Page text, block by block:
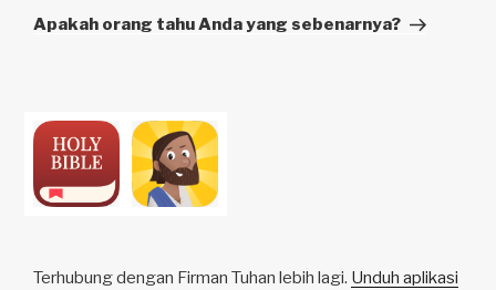
Post
Apakah orang tahu Anda yang sebenarnya?
Terhubung dengan Firman Tuhan lebih lagi. Unduh aplikasi